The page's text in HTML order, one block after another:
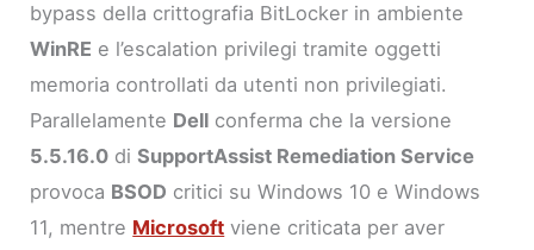
bypass della crittografia BitLocker in ambiente
WinRE e l’escalation privilegi tramite oggetti
memoria controllati da utenti non privilegiati.
Parallelamente Dell conferma che la versione
5.5.16.0 diSupportAssist Remediation Service
provoca BSOD critici su Windows 10 e Windows
11, mentre Microsoft viene criticata per aver